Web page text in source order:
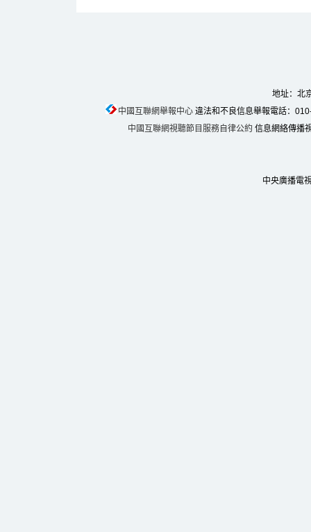
地址：北
中國互聯網舉報中心違法和不良信息舉報電話：
中國互聯網視聽節目服務自律公約 信息網絡傳播
中央廣播電